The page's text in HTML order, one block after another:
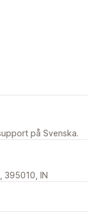
på Svenska.
395010, IN